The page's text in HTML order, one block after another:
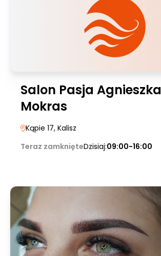
Salon Pasja Agnieszka
Mokras
Kąpie 17, Kalisz
Teraz zamknięteDzisiaj:09:00-16:00